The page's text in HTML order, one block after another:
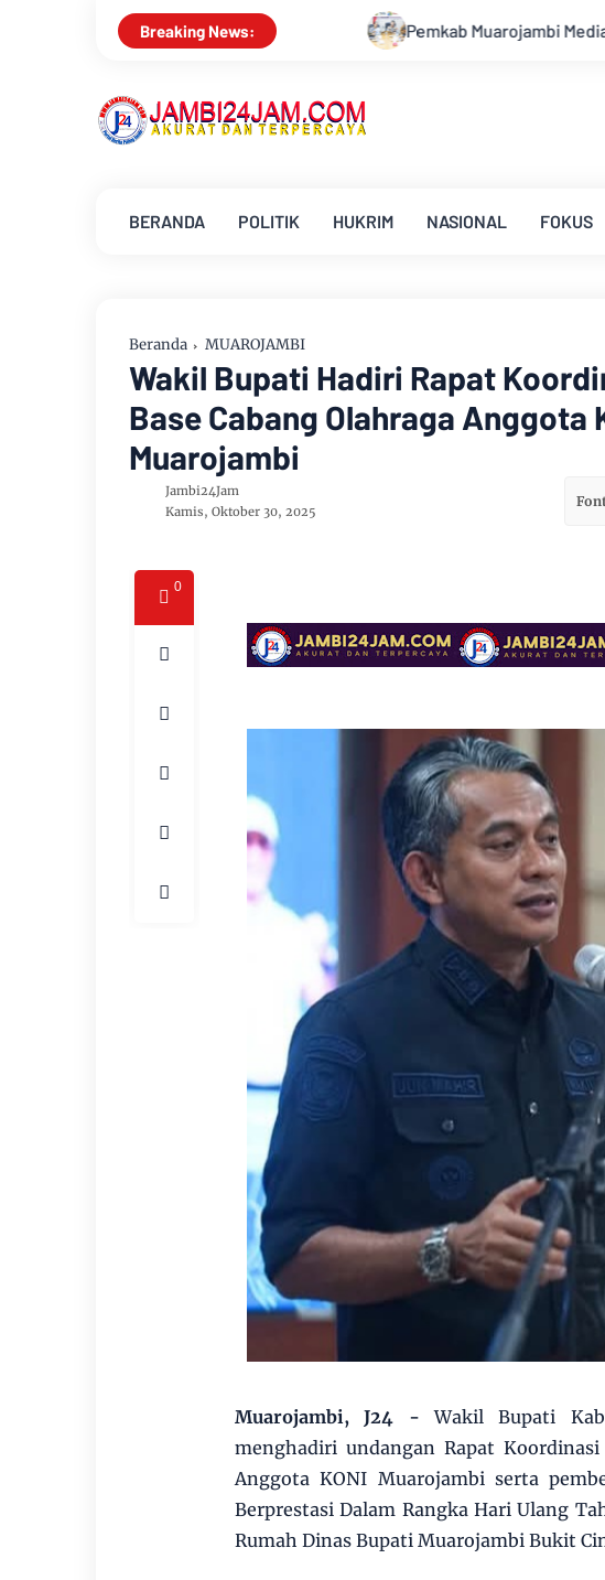
Breaking News:
Pemkab Muarojambi Mediasi Konflik PT Sinar Agro Tenera Unggul
BERANDA POLITIK HUKRIM NASIONAL FOKUS
Beranda MUAROJAMBI
Wakil Bupati Hadiri Rapat
Base Cabang Olahraga Anggota
Muarojambi
Jambi24Jam
Kamis, Oktober 30, 2025
0
Muarojambi, J24 -Wakil Bupati
menghadiri undangan Rapat
Anggota KONI Muarojambi serta
Berprestasi Dalam Rangka Hari Ulang
Rumah Dinas Bupati Muarojambi Bukit